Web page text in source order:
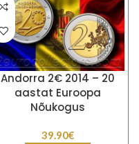
Andorra 2€ 2014 – 20
aastat Euroopa
Nõukogus
39.90€